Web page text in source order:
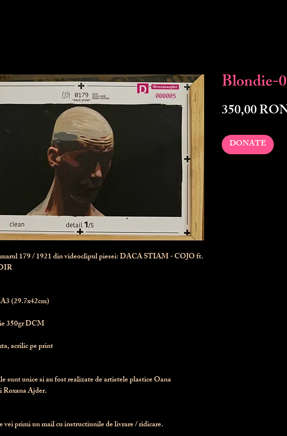
179/ 1921 din videoclipul piesei: DACA STIAM - COJO ft.
A3 (29.7x42cm)
350gr DCM
acrilic pe print
sunt unice si au fost realizate de artistele plastice Oana
Roxana Ajder.
vei primi un mail cu instructiunile de livrare / ridicare.
Blondie-
350,00
DONATE